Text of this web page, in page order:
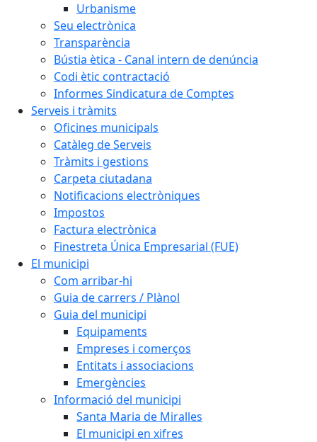
Urbanisme
Seu electrònica
Transparència
Bústia ètica - Canal intern de denúncia
Codi ètic contractació
Informes Sindicatura de Comptes
Serveis i tràmits
Oficines municipals
Catàleg de Serveis
Tràmits i gestions
Carpeta ciutadana
Notificacions electròniques
Impostos
Factura electrònica
Finestreta Única Empresarial (FUE)
El municipi
Com arribar-hi
Guia de carrers / Plànol
Guia del municipi
Equipaments
Empreses i comerços
Entitats i associacions
Emergències
Informació del municipi
Santa Maria de Miralles
El municipi en xifres